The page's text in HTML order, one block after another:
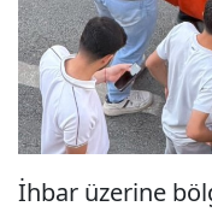
İhbar üzerine